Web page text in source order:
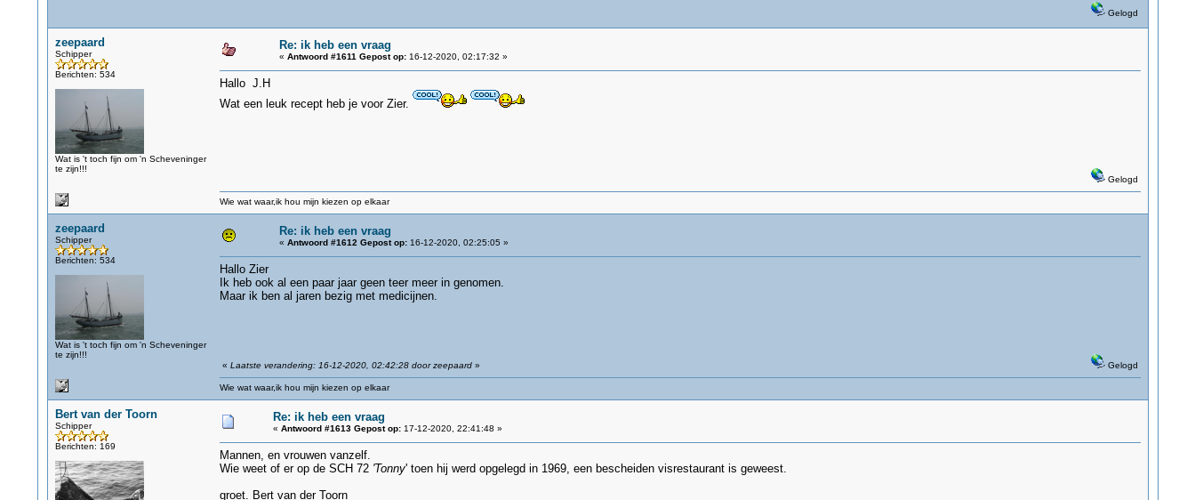
Gelogd
zeepaard
Schipper
Berichten: 534
Wat is 't toch fijn om 'n Scheveninger
te zijn!!!
Re: ik heb een vraag
« Antwoord #1611 Gepost op:16-12-2020, 02:17:32 »
Hallo J.H
Wat een leuk recept heb je voor Zier.
Gelogd
Wie wat waar,ik hou mijn kiezen op elkaar
zeepaard
Schipper
Berichten: 534
Wat is 't toch fijn om 'n Scheveninger
te zijn!!!
Re: ik heb een vraag
« Antwoord #1612 Gepost op:16-12-2020, 02:25:05 »
Hallo Zier
Ik heb ook al een paar jaar geen teer meer in genomen.
Maar ik ben al jaren bezig met medicijnen.
« Laatste verandering: 16-12-2020, 02:42:28 door zeepaard» Gelogd
Wie wat waar,ik hou mijn kiezen op elkaar
Bert van der Toorn
Schipper
Berichten: 169
Re: ik heb een vraag
« Antwoord #1613 Gepost op:17-12-2020, 22:41:48 »
Mannen, en vrouwen vanzelf.
Wie weet of er op de SCH 72 'Tonny' toen hij werd opgelegd in 1969, een bescheiden visrestaurant is geweest.
groet. Bert van der Toorn